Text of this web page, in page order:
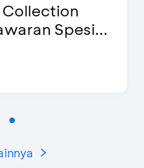
Blink Beauty
Special Bonus